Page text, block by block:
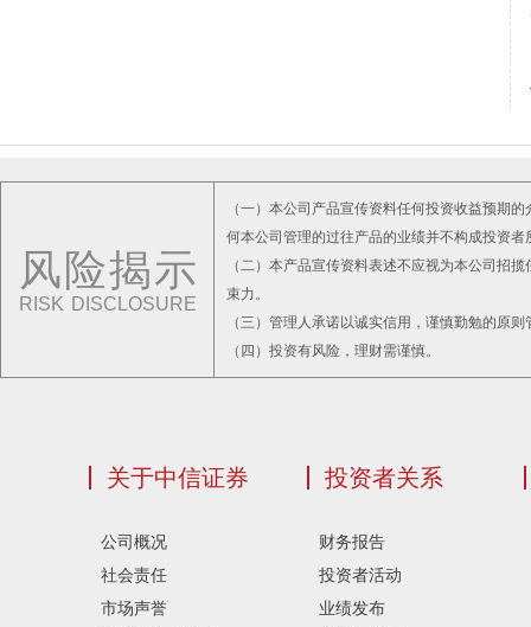
风险揭示
RISK DISCLOSURE
（一）本公司产品宣传资料任何投资收益预期
何本公司管理的过往产品的业绩并不构成投资
（二）本产品宣传资料表述不应视为本公司招
束力。
（三）管理人承诺以诚实信用，谨慎勤勉的原
（四）投资有风险，理财需谨慎。
关于中信证券
公司概况
社会责任
市场声誉
投资者关系
财务报告
投资者活动
业绩发布